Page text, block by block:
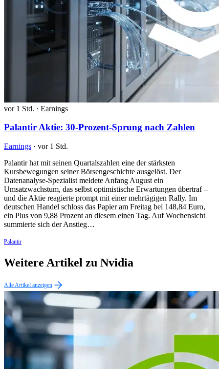
vor 1 Std. · Earnings
Palantir Aktie: 30-Prozent-Sprung nach Zahlen
Earnings · vor 1 Std.
Palantir hat mit seinen Quartalszahlen eine der stärksten
Kursbewegungen seiner Börsengeschichte ausgelöst. Der
Datenanalyse-Spezialist meldete Anfang August ein
Umsatzwachstum, das selbst optimistische Erwartungen übertraf –
und die Aktie reagierte prompt mit einer mehrtägigen Rally. Im
deutschen Handel schloss das Papier am Freitag bei 148,84 Euro,
ein Plus von 9,88 Prozent an diesem einen Tag. Auf Wochensicht
summierte sich der Anstieg…
Palantir
Weitere Artikel zu Nvidia
Alle Artikel anzeigen